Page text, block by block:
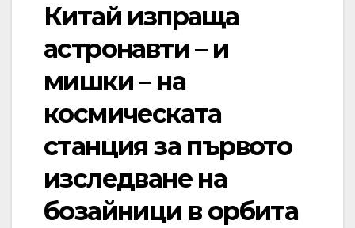
Китай изпраща
астронавти – и
мишки – на
космическата
станция за първото
изследване на
бозайници в орбита